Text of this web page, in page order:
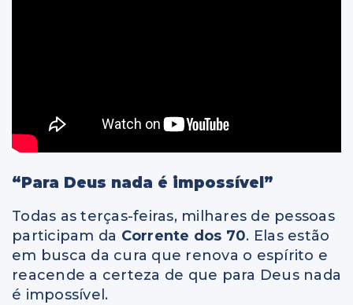
“Para Deus nada é impossível”
Todas as terças-feiras, milhares de pessoas
participam da Corrente dos 70. Elas estão
em busca da cura que renova o espírito e
reacende a certeza de que para Deus nada
é impossível.